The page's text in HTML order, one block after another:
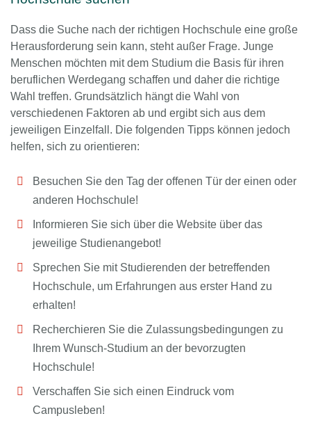
Dass die Suche nach der richtigen Hochschule eine große
Herausforderung sein kann, steht außer Frage. Junge
Menschen möchten mit dem Studium die Basis für ihren
beruflichen Werdegang schaffen und daher die richtige
Wahl treffen. Grundsätzlich hängt die Wahl von
verschiedenen Faktoren ab und ergibt sich aus dem
jeweiligen Einzelfall. Die folgenden Tipps können jedoch
helfen, sich zu orientieren:
Besuchen Sie den Tag der offenen Tür der einen oder
anderen Hochschule!
Informieren Sie sich über die Website über das
jeweilige Studienangebot!
Sprechen Sie mit Studierenden der betreffenden
Hochschule, um Erfahrungen aus erster Hand zu
erhalten!
Recherchieren Sie die Zulassungsbedingungen zu
Ihrem Wunsch-Studium an der bevorzugten
Hochschule!
Verschaffen Sie sich einen Eindruck vom
Campusleben!